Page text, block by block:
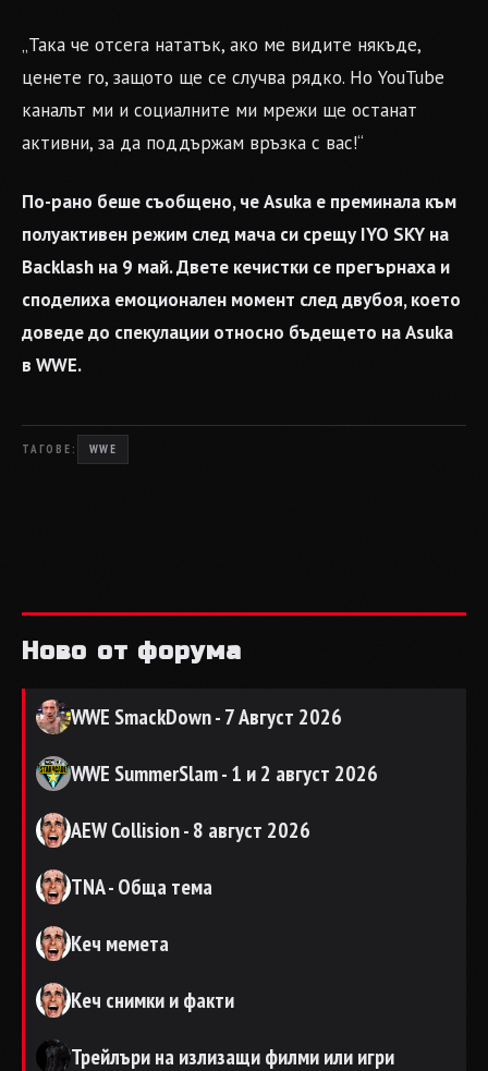
„Така че отсега нататък, ако ме видите някъде,
ценете го, защото ще се случва рядко. Но YouTube
каналът ми и социалните ми мрежи ще останат
активни, за да поддържам връзка с вас!“
По-рано беше съобщено, че Asuka е преминала към
полуактивен режим след мача си срещу IYO SKY на
Backlash на 9 май. Двете кечистки се прегърнаха и
споделиха емоционален момент след двубоя, което
доведе до спекулации относно бъдещето на Asuka
в WWE.
ТАГОВЕ: WWE
Ново от форума
WWE SmackDown - 7 Август 2026
WWE SummerSlam - 1 и 2 август 2026
AEW Collision - 8 август 2026
TNA - Обща тема
Кеч мемета
Кеч снимки и факти
Трейлъри на излизащи филми или игри